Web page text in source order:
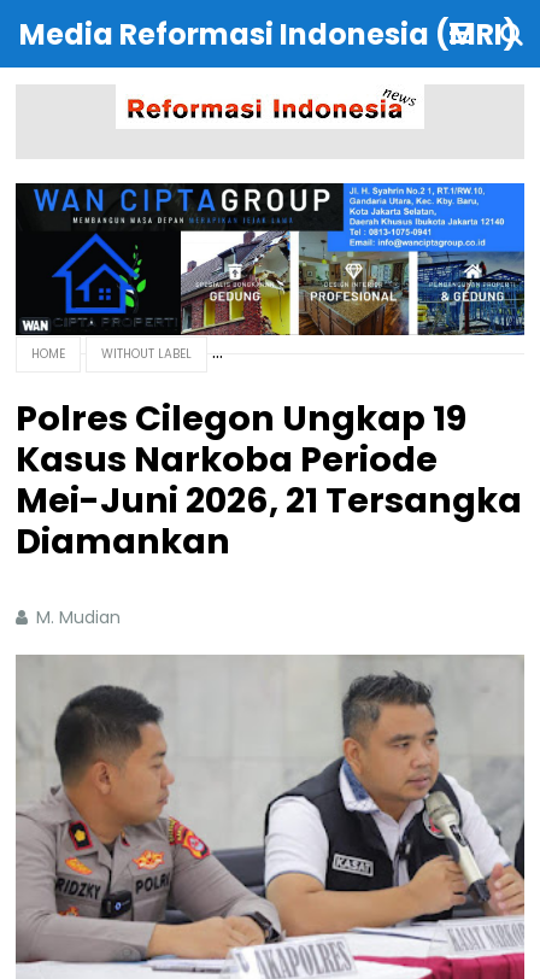
Media Reformasi Indonesia (MRI)
HOME WITHOUT LABEL
Polres Cilegon Ungkap 19
Kasus Narkoba Periode
Mei-Juni 2026, 21 Tersangka
Diamankan
M. Mudian